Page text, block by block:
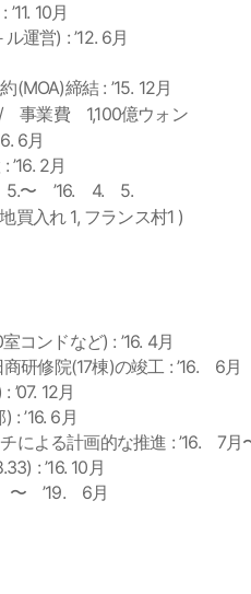
10月
運営) : ’12. 6月
(MOA)締結 : ’15. 12月
業費 1,100億ウォン
6月
2月
5.〜 ’16. 4. 5.
買入れ 1, フランス村1 )
コンドなど) : ’16. 4月
研修院(17棟)の竣工 : ’16. 6月
’07. 12月
: ’16. 6月
による計画的な推進 : ’16. 7月
: ’16. 10月
〜 ’19. 6月